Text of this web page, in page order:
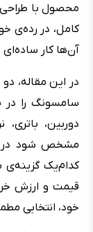
محصول با طراحی
کامل، در رده‌ی
آن‌ها کار
در این مقاله،
سامسونگ را در
دوربین،
کدام‌یک گزینه‌ی
قیمت و ارزش
خود، انتخابی